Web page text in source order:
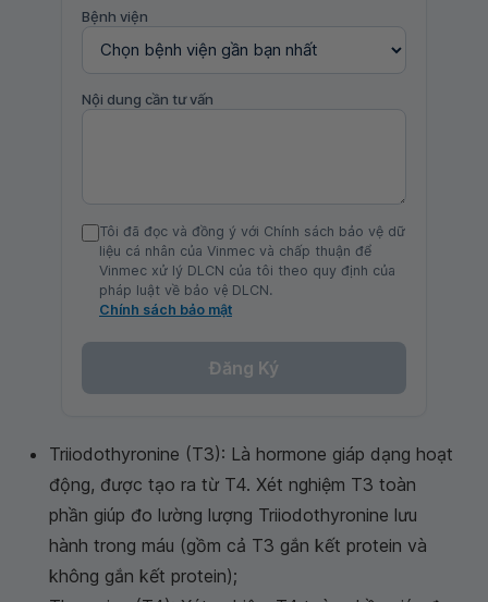
Bệnh viện
Nội dung cần tư vấn
Tôi đã đọc và đồng ý với Chính sách bảo vệ dữ
liệu cá nhân của Vinmec và chấp thuận để
Vinmec xử lý DLCN của tôi theo quy định của
pháp luật về bảo vệ DLCN.
Chính sách bảo mật
Đăng Ký
Triiodothyronine (T3): Là hormone giáp dạng hoạt
động, được tạo ra từ T4. Xét nghiệm T3 toàn
phần giúp đo lường lượng Triiodothyronine lưu
hành trong máu (gồm cả T3 gắn kết protein và
không gắn kết protein);